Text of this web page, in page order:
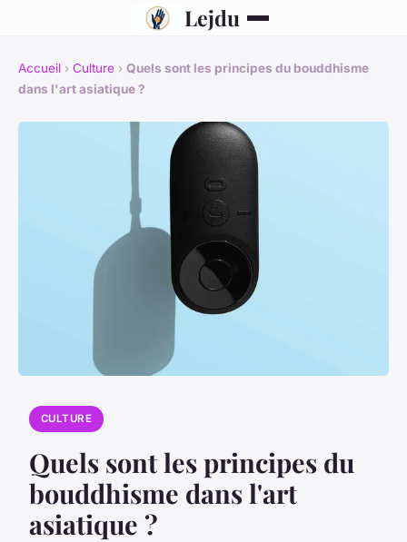
Lejdu
Accueil › Culture › Quels sont les principes du bouddhisme
dans l'art asiatique ?
CULTURE
Quels sont les principes du
bouddhisme dans l'art
asiatique ?